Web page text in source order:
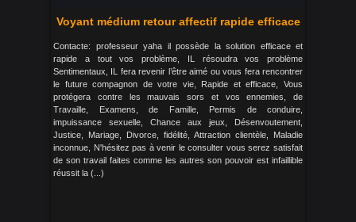
Voyant médium retour affectif rapide efficace
Contacte: professeur yaha il possède la solution efficace et
rapide a tout vos problème, IL résoudra vos problème
Sentimentaux, IL fera revenir l’être aimé ou vous fera rencontrer
le future compagnon de votre vie, Rapide et efficace, Vous
protégera contre les mauvais sors et vos ennemies, de
Travaille, Examens, de Famille, Permis de conduire,
impuissance sexuelle, Chance aux jeux, Désenvoutement,
Justice, Mariage, Divorce, fidélité, Attraction clientèle, Maladie
inconnue, N'hésitez pas à venir le consulter vous serez satisfait
de son travail faites comme les autres son pouvoir est infaillible
réussit la (...)